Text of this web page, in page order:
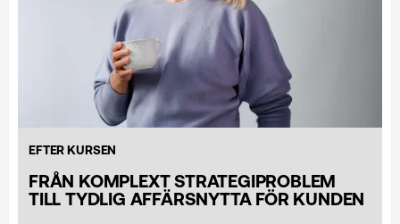
EFTER KURSEN
FRÅN KOMPLEXT STRATEGIPROBLEM
TILL TYDLIG AFFÄRSNYTTA FÖR KUNDEN